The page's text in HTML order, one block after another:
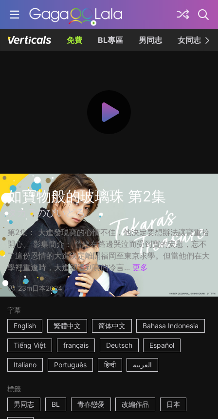
免費 BL專區 男同志 女同志
如寶物般的玻璃珠 第2集
タカラのびいどろ
第2集： 大進發現寶的心情不佳，他決定要想辦法讓寶重拾
開心。 影集簡介： 曾經在路邊哭泣而受到寶的安慰，忘不
了這份恩情的大進決定離開福岡至東京求學。但當他們在大
學裡重逢時，大進卻遭到寶的冷言... 更多
23m日本2024
字幕
English
繁體中文 简体中文 Bahasa Indonesia
Tiếng Việt français Deutsch Español
Italiano Português हिन्दी العربية
標籤
男同志
BL 青春戀愛 改編作品 日本